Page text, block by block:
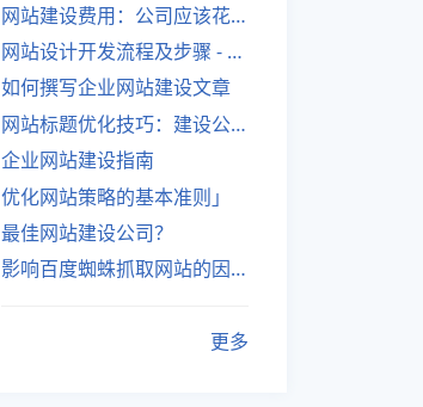
网站建设费用：公司应该花费多少？
网站设计开发流程及步骤 - 优化后的标题
如何撰写企业网站建设文章
网站标题优化技巧：建设公司的专业指导
企业网站建设指南
优化网站策略的基本准则」
最佳网站建设公司？
影响百度蜘蛛抓取网站的因素有哪些？
更多